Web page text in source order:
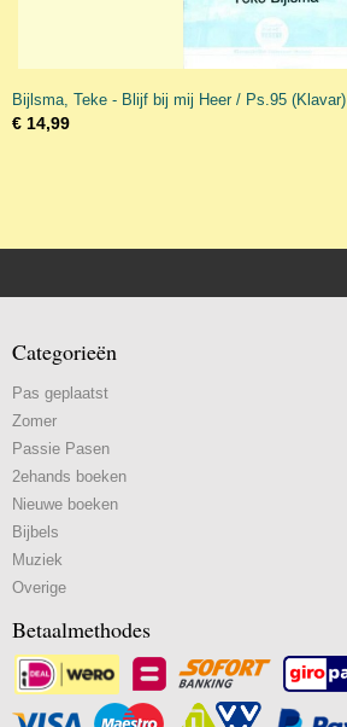
Bijlsma, Teke - Blijf bij mij Heer / Ps.95 (Klavar)
€ 14,99
Categorieën
Pas geplaatst
Zomer
Passie Pasen
2ehands boeken
Nieuwe boeken
Bijbels
Muziek
Overige
Betaalmethodes